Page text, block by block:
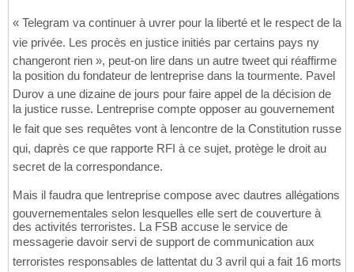
« Telegram va continuer à uvrer pour la liberté et le respect de la
vie privée. Les procès en justice initiés par certains pays ny
changeront rien », peut-on lire dans un autre tweet qui réaffirme
la position du fondateur de lentreprise dans la tourmente. Pavel
Durov a une dizaine de jours pour faire appel de la décision de
la justice russe. Lentreprise compte opposer au gouvernement
le fait que ses requêtes vont à lencontre de la Constitution russe
qui, daprès ce que rapporte RFI à ce sujet, protège le droit au
secret de la correspondance.
Mais il faudra que lentreprise compose avec dautres allégations
gouvernementales selon lesquelles elle sert de couverture à
des activités terroristes. La FSB accuse le service de
messagerie davoir servi de support de communication aux
terroristes responsables de lattentat du 3 avril qui a fait 16 morts